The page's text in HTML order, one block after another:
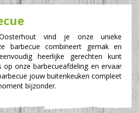
vind je onze unieke
barbecue combineert gemak en
heerlijke gerechten kunt
op onze barbecueafdeling en ervaar
jouw buitenkeuken compleet
bijzonder.